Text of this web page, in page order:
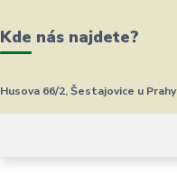
Kde nás najdete?
Husova 66/2, Šestajovice u Prahy